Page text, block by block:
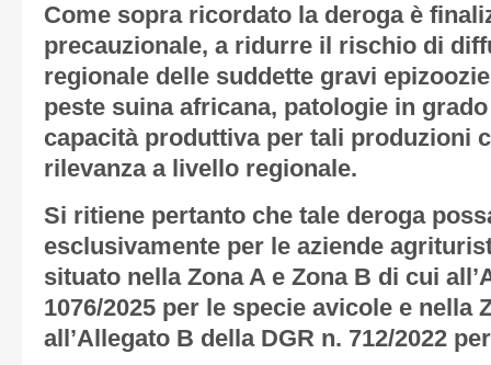
Come sopra ricordato la deroga è
precauzionale, a ridurre il rischio di
regionale delle suddette gravi
peste suina africana, patologie in
capacità produttiva per tali produzioni
rilevanza a livello regionale.
Si ritiene pertanto che tale deroga
esclusivamente per le aziende
situato nella Zona A e Zona B di cui
1076/2025 per le specie avicole e nella
all’Allegato B della DGR n. 712/2022